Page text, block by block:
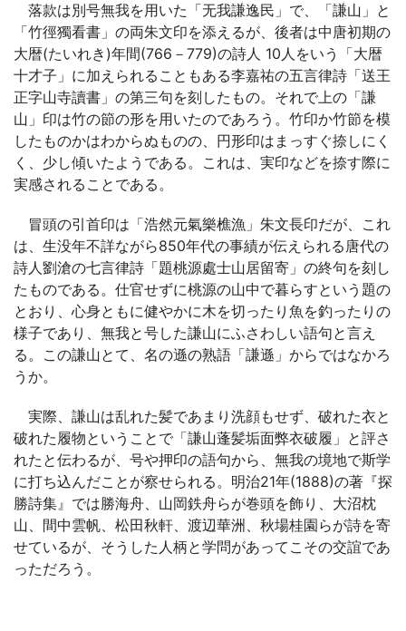
落款は別号無我を用いた「无我謙逸民」で、「謙山」と
「竹徑獨看書」の両朱文印を添えるが、後者は中唐初期の
大暦(たいれき)年間(766－779)の詩人 10人をいう「大暦
十才子」に加えられることもある李嘉祐の五言律詩「送王
正字山寺讀書」の第三句を刻したもの。それで上の「謙
山」印は竹の節の形を用いたのであろう。竹印か竹節を模
したものかはわからぬものの、円形印はまっすぐ捺しにく
く、少し傾いたようである。これは、実印などを捺す際に
実感されることである。
冒頭の引首印は「浩然元氣樂樵漁」朱文長印だが、これ
は、生没年不詳ながら850年代の事績が伝えられる唐代の
詩人劉滄の七言律詩「題桃源處士山居留寄」の終句を刻し
たものである。仕官せずに桃源の山中で暮らすという題の
とおり、心身ともに健やかに木を切ったり魚を釣ったりの
様子であり、無我と号した謙山にふさわしい語句と言え
る。この謙山とて、名の遜の熟語「謙遜」からではなかろ
うか。
実際、謙山は乱れた髪であまり洗顔もせず、破れた衣と
破れた履物ということで「謙山蓬髪垢面弊衣破履」と評さ
れたと伝わるが、号や押印の語句から、無我の境地で斯学
に打ち込んだことが察せられる。明治21年(1888)の著『探
勝詩集』では勝海舟、山岡鉄舟らが巻頭を飾り、大沼枕
山、間中雲帆、松田秋軒、渡辺華洲、秋場桂園らが詩を寄
せているが、そうした人柄と学問があってこその交誼であ
っただろう。